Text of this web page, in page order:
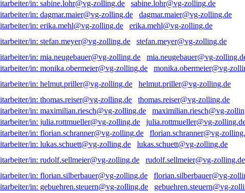
sabine.lohr@vg-zolling.de
dagmar.maier@vg-zolling.de
erika.mehl@vg-zolling.de
stefan.meyer@vg-zolling.de
mia.neugebauer@vg-
monika.obermeier@vg-
helmut.priller@vg-zolling.de
thomas.reiser@vg-zolling.de
maximilian.riesch@vg-
julia.rottmueller@vg-
florian.schranner@vg-
lukas.schuett@vg-zolling.de
rudolf.sellmeier@vg-zolling.de
florian.silberbauer@vg-
gebuehren.steuern@vg-